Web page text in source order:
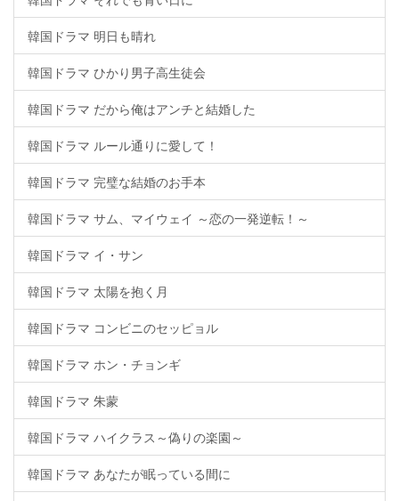
韓国ドラマ 明日も晴れ
韓国ドラマ ひかり男子高生徒会
韓国ドラマ だから俺はアンチと結婚した
韓国ドラマ ルール通りに愛して！
韓国ドラマ 完璧な結婚のお手本
韓国ドラマ サム、マイウェイ ～恋の一発逆転！～
韓国ドラマ イ・サン
韓国ドラマ 太陽を抱く月
韓国ドラマ コンビニのセッピョル
韓国ドラマ ホン・チョンギ
韓国ドラマ 朱蒙
韓国ドラマ ハイクラス～偽りの楽園～
韓国ドラマ あなたが眠っている間に